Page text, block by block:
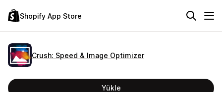
Shopify App Store
Crush: Speed & Image Optimizer
Yükle